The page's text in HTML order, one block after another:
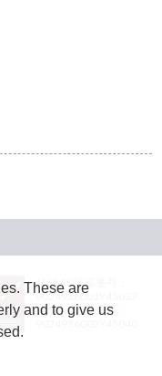
JASRAC許諾番号：
9024936001Y45037
JASRAC許諾番号：
These are
and to give us